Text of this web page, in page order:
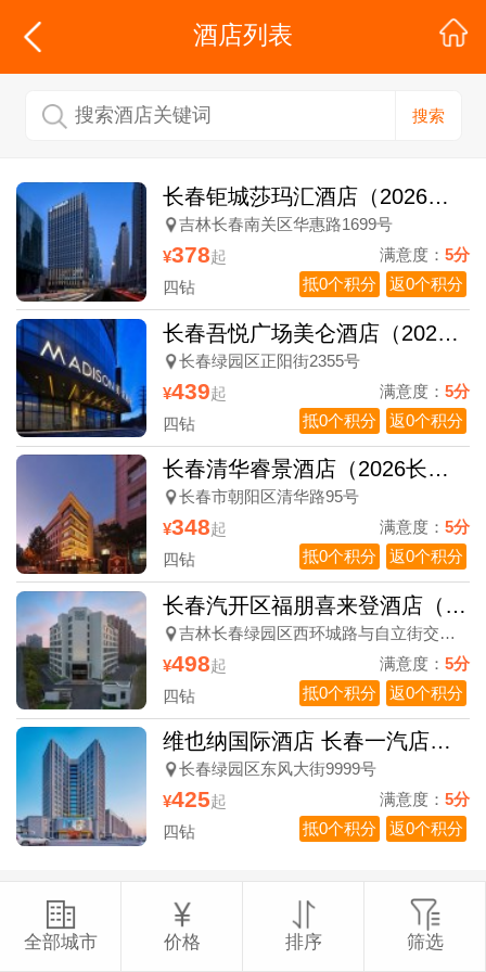
酒店列表
搜索
长春钜城莎玛汇酒店（2026长马专属）
吉林长春南关区华惠路1699号
满意度： 5分
¥378起
四钻
返0个积分
抵0个积分
长春吾悦广场美仑酒店（2026长马专属）
长春绿园区正阳街2355号
满意度： 5分
¥439起
四钻
返0个积分
抵0个积分
长春清华睿景酒店（2026长马专属）
长春市朝阳区清华路95号
满意度： 5分
¥348起
四钻
返0个积分
抵0个积分
长春汽开区福朋喜来登酒店（2026长马专属）
吉林长春绿园区西环城路与自立街交汇处西南角综合楼
满意度： 5分
¥498起
四钻
返0个积分
抵0个积分
维也纳国际酒店 长春一汽店（2026长马专属）
长春绿园区东风大街9999号
满意度： 5分
¥425起
四钻
返0个积分
抵0个积分
全部城市 价格 排序 筛选